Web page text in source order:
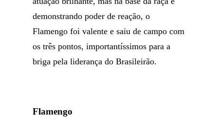
demonstrando poder de reação, o
Flamengo foi valente e saiu de campo com
os três pontos, importantíssimos para a
briga pela liderança do Brasileirão.
Flamengo